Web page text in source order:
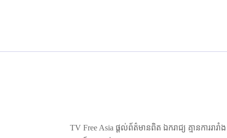
TV Free Asia ផ្ដល់ព័ត៌មានពិត ឯករាជ្យ គ្មានការរារ